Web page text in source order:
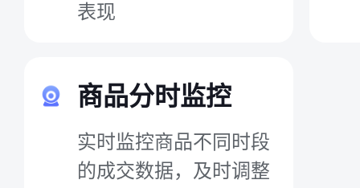
表现
商品分时监控
实时监控商品不同时段
的成交数据，及时调整